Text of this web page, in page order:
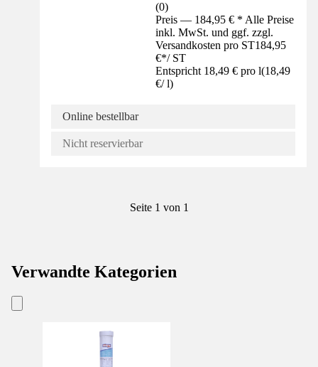
(0)
Preis — 184,95 € * Alle Preise
inkl. MwSt. und ggf. zzgl.
Versandkosten pro ST184,95
€*/ ST
Entspricht 18,49 € pro l(18,49
€/ l)
Online bestellbar
Nicht reservierbar
Seite 1 von 1
Verwandte Kategorien